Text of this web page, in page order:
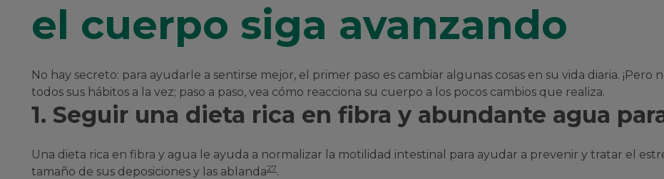
el cuerpo siga avanzando
No hay secreto: para ayudarle a sentirse mejor, el primer paso es cambiar algunas cosas en su vida diaria.
todos sus hábitos a la vez; paso a paso, vea cómo reacciona su cuerpo a los pocos cambios que realiza.
1. Seguir una dieta rica en fibra y abundante agua
Una dieta rica en fibra y agua le ayuda a normalizar la motilidad intestinal para ayudar a prevenir y tratar el
tamaño de sus deposiciones y las ablanda27.